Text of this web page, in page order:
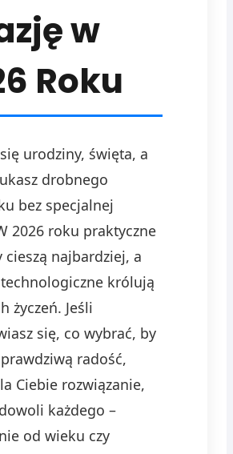
w
Roku
urodziny, święta, a
drobnego
bez specjalnej
2026 roku praktyczne
cieszą najbardziej, a
królują
życzeń. Jeśli
się, co wybrać, by
radość,
Ciebie rozwiązanie,
każdego –
od wieku czy